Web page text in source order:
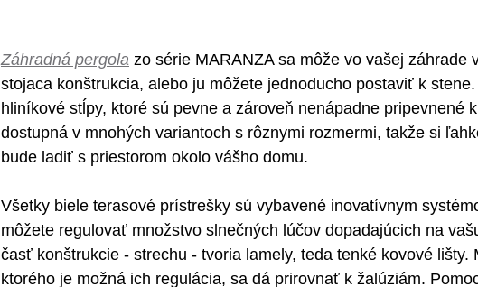
Záhradná pergola zo série MARANZA sa môže vo vašej záhrade
stojaca konštrukcia, alebo ju môžete jednoducho postaviť k
hliníkové stĺpy, ktoré sú pevne a zároveň nenápadne pripevnené
dostupná v mnohých variantoch s rôznymi rozmermi, takže si
bude ladiť s priestorom okolo vášho domu.
Všetky biele terasové prístrešky sú vybavené inovatívnym
môžete regulovať množstvo slnečných lúčov dopadajúcich na
časť konštrukcie - strechu - tvoria lamely, teda tenké kovové lišty.
ktorého je možná ich regulácia, sa dá prirovnať k žalúziám.